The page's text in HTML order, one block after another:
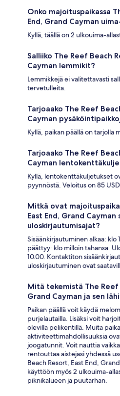
Onko majoituspaikassa
End, Grand Cayman
Kyllä, täällä on 2 ulkouima-
Salliiko The Reef Beach
Cayman lemmikit?
Lemmikkejä ei valitettavasti
tervetulleita.
Tarjoaako The Reef
Cayman
Kyllä, paikan päällä on tarjolla
Tarjoaako The Reef
Cayman
Kyllä, lentokenttäkuljetukset
pyynnöstä. Veloitus on 85
Mitkä ovat
East End, Grand Cayman
uloskirjautumisajat?
Sisäänkirjautuminen alkaa: klo
päättyy: klo milloin tahansa.
10.00. Kontaktiton
uloskirjautuminen ovat
Mitä tekemistä The Reef
Grand Cayman ja sen
Paikan päällä voit käydä
purjelautailla. Lisäksi voit
olevilla pelikentillä. Muita
aktiviteettimahdollisuuksia
joogatunnit. Voit nauttia
rentouttaa aistejasi yhdessä
Beach Resort, East End,
käyttöön myös 2 ulkouima-
piknikalueen ja puutarhan.